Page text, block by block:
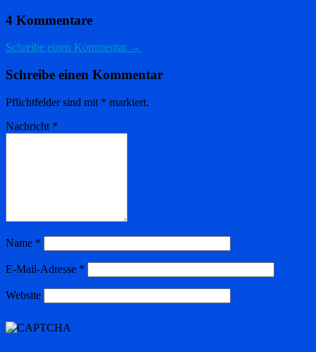
4 Kommentare
Schreibe einen Kommentar →
Schreibe einen Kommentar
Pflichtfelder sind mit * markiert.
Nachricht *
Name *
E-Mail-Adresse *
Website